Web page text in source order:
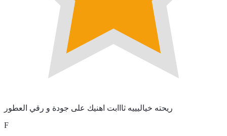
ريحته خياليييه ثااابت اهنيك على جودة و رقي العطور
F